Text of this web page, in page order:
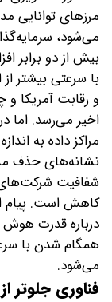
مرزهای توانایی
می‌شود،
بیش از دو برابر
با سرعتی بیشتر
و رقابت آمریکا
اخیر می‌رسد. اما
مراکز داده به
نشانه‌های حذف
شفافیت شرکت‌های
کاهش است. پیام
درباره قدرت هوش
همگام شدن با
می‌شود.
فناوری جلوتر